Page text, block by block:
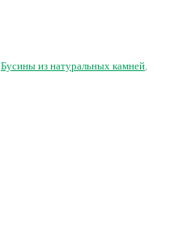
Бусины из натуральных камней,